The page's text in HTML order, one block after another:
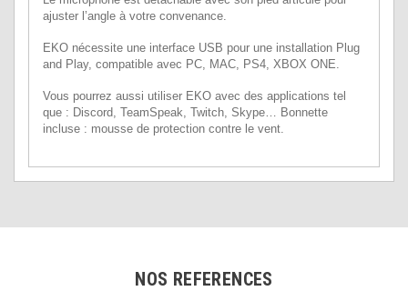
ajuster l’angle à votre convenance.
EKO nécessite une interface USB pour une installation Plug
and Play, compatible avec PC, MAC, PS4, XBOX ONE.
Vous pourrez aussi utiliser EKO avec des applications tel
que : Discord, TeamSpeak, Twitch, Skype… Bonnette
incluse : mousse de protection contre le vent.
NOS REFERENCES